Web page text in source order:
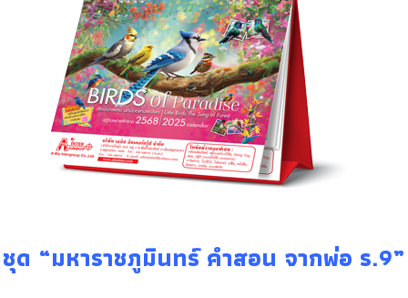
ชุด “มหาราชภูมินทร์ คำสอน จากพ่อ ร.9”